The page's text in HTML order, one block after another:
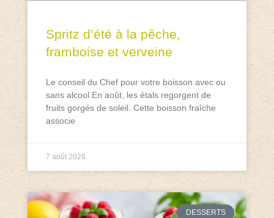
Spritz d’été à la pêche,
framboise et verveine
Le conseil du Chef pour votre boisson avec ou
sans alcool En août, les étals regorgent de
fruits gorgés de soleil. Cette boisson fraîche
associe
7 août 2026
DESSERTS